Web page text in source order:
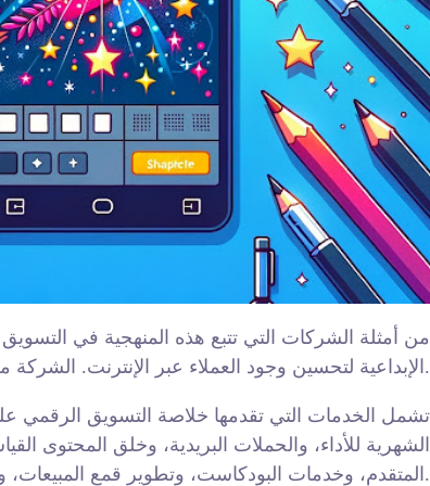
من أمثلة الشركات التي تتبع هذه المنهجية في
الإبداعية لتحسين وجود العملاء عبر الإنترنت. الشركة معروفة جيدًا بفعاليتها في استخدام الذكاء الصناعي والأتمتة في التسويق الرقمي.
تشمل الخدمات التي تقدمها خلاصة التسويق الرقمي على
الشهرية للأداء، والحملات البريدية، وخلق المحتوى
المتقدم، وخدمات البودكاست، وتطوير قمع المبيعات، والروابط العضوية.